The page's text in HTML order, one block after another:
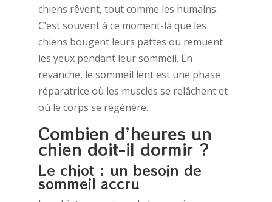
chiens rêvent, tout comme les humains.
C’est souvent à ce moment-là que les
chiens bougent leurs pattes ou remuent
les yeux pendant leur sommeil. En
revanche, le sommeil lent est une phase
réparatrice où les muscles se relâchent et
où le corps se régénère.
Combien d’heures un
chien doit-il dormir ?
Le chiot : un besoin de
sommeil accru